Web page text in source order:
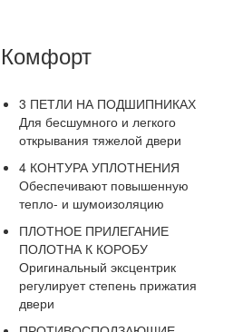
Комфорт
3 ПЕТЛИ НА ПОДШИПНИКАХ
Для бесшумного и легкого
открывания тяжелой двери
4 КОНТУРА УПЛОТНЕНИЯ
Обеспечивают повышенную
тепло- и шумоизоляцию
ПЛОТНОЕ ПРИЛЕГАНИЕ
ПОЛОТНА К КОРОБУ
Оригинальный эксцентрик
регулирует степень прижатия
двери